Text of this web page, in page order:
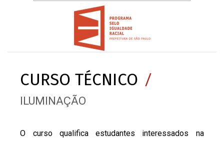
CURSO TÉCNICO /
ILUMINAÇÃO
O curso qualifica estudantes interessados na